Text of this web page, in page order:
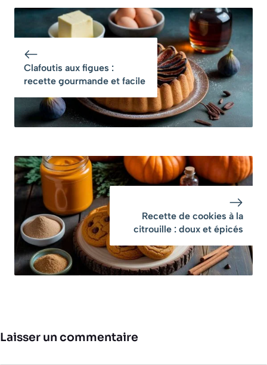
recette Crémeuse
et Réconfortante
un velouté, une
crème et un
potage ? Ce n’est
pas qu’une
question de
texture
Clafoutis aux figues :
recette gourmande et facile
Recette de cookies à la
citrouille : doux et épicés
Laisser un commentaire